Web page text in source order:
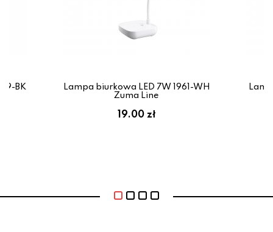
BK
Lampa biurkowa LED 7W 1961-WH
Zuma Line
19.00 zł